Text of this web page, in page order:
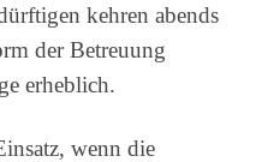
kehren abends
der Betreuung
erheblich.
wenn die